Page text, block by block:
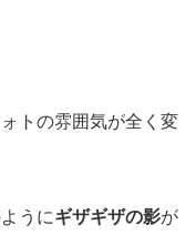
トの雰囲気が全く変
うにギザギザの影が